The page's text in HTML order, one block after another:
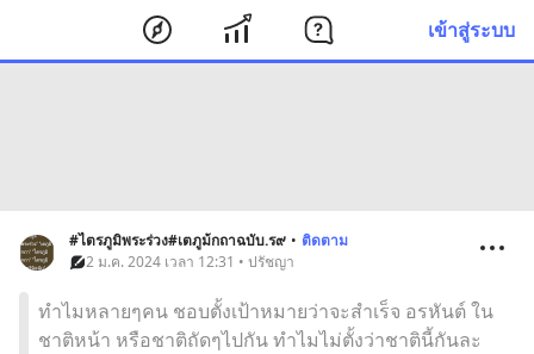
เข้าสู่ระบบ
#ไตรภูมิพระร่วง#เตภูม้กถาฉบับ.ร๙ • ติดตาม
2 ม.ค. 2024 เวลา 12:31 • ปรัชญา
ทำไมหลายๆคน ชอบตั้งเป้าหมายว่าจะสำเร็จ อรหันต์ ใน
ชาติหน้า หรือชาติถัดๆไปกัน ทำไมไม่ตั้งว่าชาตินี้กันละ